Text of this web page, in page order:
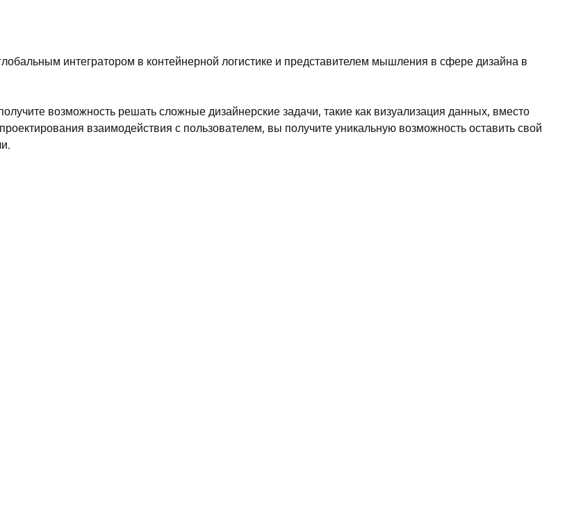
интегратором в контейнерной логистике и представителем мышления в сфере дизайна в
возможность решать сложные дизайнерские задачи, такие как визуализация данных, вместо
взаимодействия с пользователем, вы получите уникальную возможность оставить свой